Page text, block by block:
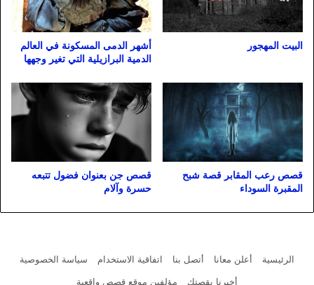
البيت المهجور
أشهر الدمى المسكونة في العالم
الدمية البرازيلية التي تغير وجهها
قصص رعب المقابر قصة شبح
المقبرة السوداء
قصص جن بعنوان فضول تتبعه
حسرة وآلام
الرئيسية أعلن معانا أتصل بنا اتفاقية الاستخدام
سياسة الخصوصية
أخبرنا بقصتك
مؤلفين موقع قصص واقعية